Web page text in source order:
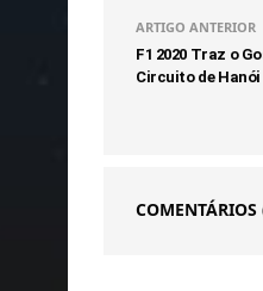
ARTIGO ANTERIOR
F1 2020 Traz o
Circuito de Hanói
COMENTÁRIOS